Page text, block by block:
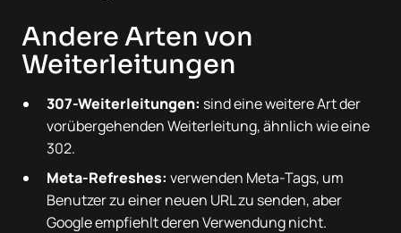
Andere Arten von
Weiterleitungen
307-Weiterleitungen: sind eine weitere Art der
vorübergehenden Weiterleitung, ähnlich wie eine
302.
Meta-Refreshes: verwenden Meta-Tags, um
Benutzer zu einer neuen URL zu senden, aber
Google empfiehlt deren Verwendung nicht.